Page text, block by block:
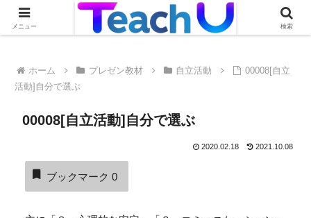
Teach Uの活用事例を絶賛募集中です！詳しくはこちらから
ホーム プレゼン教材 自立活動
00008[自立
活動]自分で選ぶ
00008[自立活動]自分で選ぶ
2020.02.18 2021.10.08
ブックマーク 0
メニュー 検索